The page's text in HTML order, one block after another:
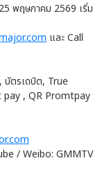
พฤษภาคม 2569 เริ่ม
และ Call
, บัตรเดบิต, True
pay , QR Promtpay
/ Weibo: GMMTV